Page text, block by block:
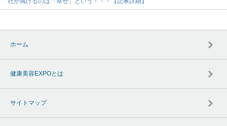
ホーム
健康美容EXPOとは
サイトマップ